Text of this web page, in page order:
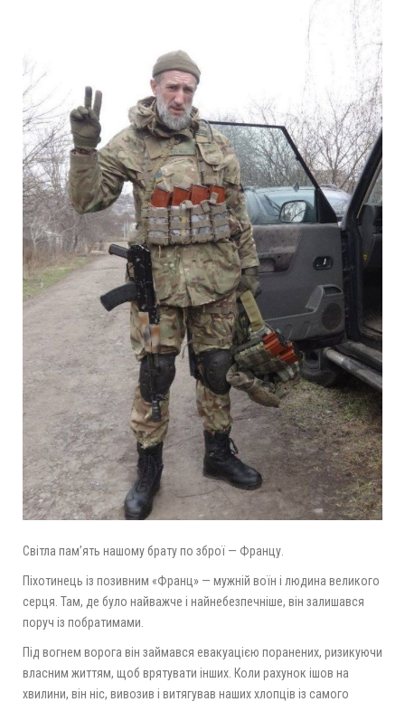
Світла пам’ять нашому брату по зброї — Францу.
Піхотинець із позивним «Франц» — мужній воїн і людина великого
серця. Там, де було найважче і найнебезпечніше, він залишався
поруч із побратимами.
Під вогнем ворога він займався евакуацією поранених, ризикуючи
власним життям, щоб врятувати інших. Коли рахунок ішов на
хвилини, він ніс, вивозив і витягував наших хлопців із самого